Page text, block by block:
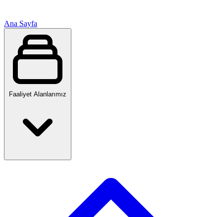
Ana Sayfa
Faaliyet Alanlarımız